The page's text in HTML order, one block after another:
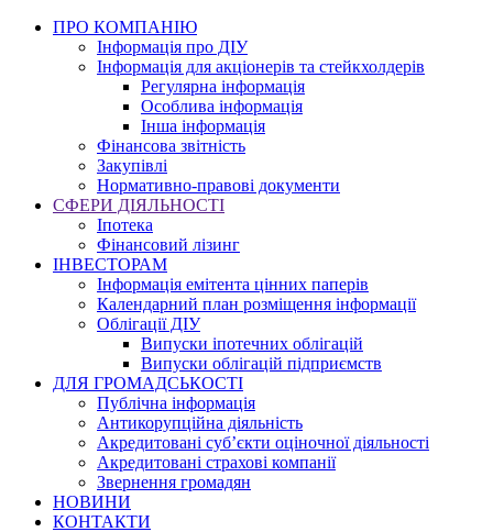
ПРО КОМПАНІЮ
Інформація про ДІУ
Інформація для акціонерів та стейкхолдерів
Регулярна інформація
Особлива інформація
Інша інформація
Фінансова звітність
Закупівлі
Нормативно-правові документи
СФЕРИ ДІЯЛЬНОСТІ
Іпотека
Фінансовий лізинг
ІНВЕСТОРАМ
Інформація емітента цінних паперів
Календарний план розміщення інформації
Облігації ДІУ
Випуски іпотечних облігацій
Випуски облігацій підприємств
ДЛЯ ГРОМАДСЬКОСТІ
Публічна інформація
Антикорупційна діяльність
Акредитовані суб’єкти оціночної діяльності
Акредитовані страхові компанії
Звернення громадян
НОВИНИ
КОНТАКТИ